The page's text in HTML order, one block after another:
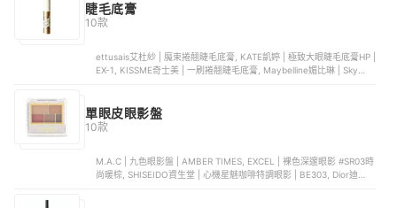
睫毛底膏
10款
ettusais艾杜紗 | 魔束捲翹睫毛底膏, KATE凱婷 | 極致大眼睫毛底膏HP |
EX-1, KISSME奇士美 | 一刷捲翹睫毛底膏, Maybelline媚比琳 | Sky
單眼皮眼影盤
10款
M.A.C | 九色眼影盤 | AMBER TIMES, EXCEL | 裸色深邃眼影 #SR03時
尚暖棕, SHISEIDO資生堂 | 心機星魅咖啡特調眼影 | BE303, Dior迪奧 |